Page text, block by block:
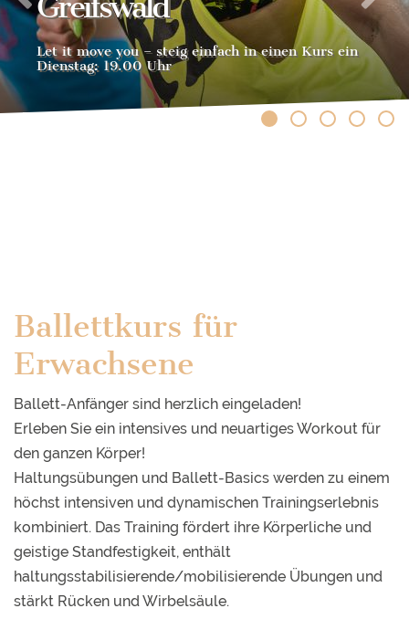
Let it move you – steig einfach in einen Kurs ein
Dienstag: 19.00 Uhr
Ballettkurs für
Erwachsene
Ballett-Anfänger sind herzlich eingeladen!
Erleben Sie ein intensives und neuartiges Workout für
den ganzen Körper!
Haltungsübungen und Ballett-Basics werden zu einem
höchst intensiven und dynamischen Trainingserlebnis
kombiniert. Das Training fördert ihre Körperliche und
geistige Standfestigkeit, enthält
haltungsstabilisierende/mobilisierende Übungen und
stärkt Rücken und Wirbelsäule.